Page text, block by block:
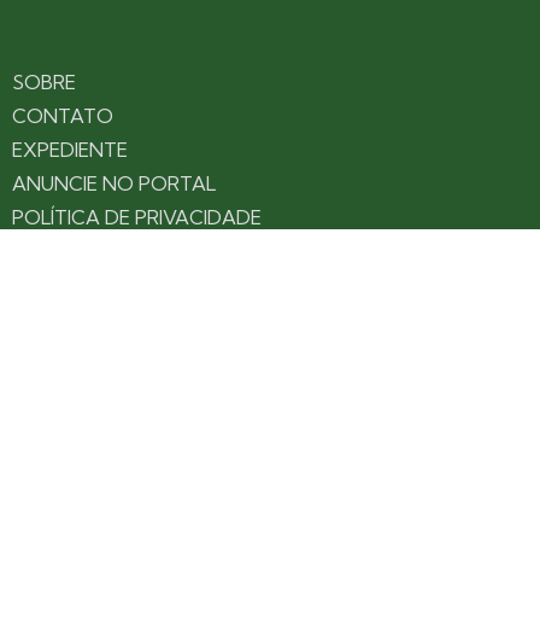
SOBRE
CONTATO
EXPEDIENTE
ANUNCIE NO PORTAL
POLÍTICA DE PRIVACIDADE